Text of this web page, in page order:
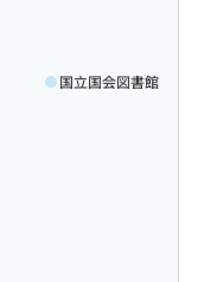
国立国会図書館